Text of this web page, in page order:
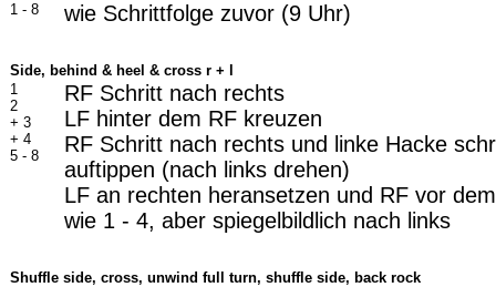
1 - 8
wie Schrittfolge zuvor (9 Uhr)
Side, behind & heel & cross r + l
1
2
+ 3
+ 4
5 - 8
RF Schritt nach rechts
LF hinter dem RF kreuzen
RF Schritt nach rechts und linke Hacke
auftippen (nach links drehen)
LF an rechten heransetzen und RF vor
wie 1 - 4, aber spiegelbildlich nach links
Shuffle side, cross, unwind full turn, shuffle side, back rock